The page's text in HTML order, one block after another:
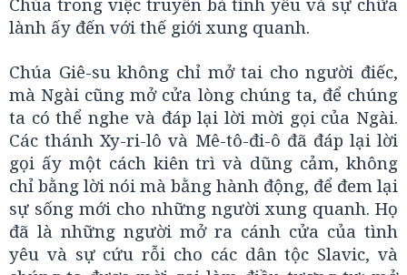
lành ấy đến với thế giới xung quanh.
Chúa Giê-su không chỉ mở tai cho người điếc,
mà Ngài cũng mở cửa lòng chúng ta, để chúng
ta có thể nghe và đáp lại lời mời gọi của Ngài.
Các thánh Xy-ri-lô và Mê-tô-đi-ô đã đáp lại lời
gọi ấy một cách kiên trì và dũng cảm, không
chỉ bằng lời nói mà bằng hành động, để đem lại
sự sống mới cho những người xung quanh. Họ
đã là những người mở ra cánh cửa của tình
yêu và sự cứu rỗi cho các dân tộc Slavic, và